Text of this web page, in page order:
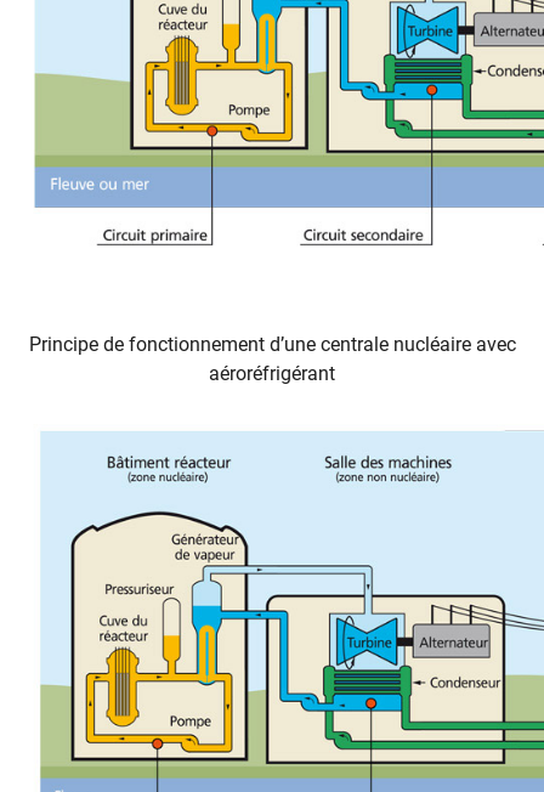
Principe de fonctionnement d’une centrale nucléaire avec
aéroréfrigérant